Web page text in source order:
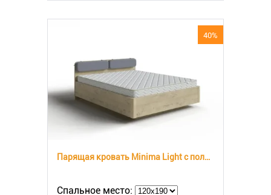
40%
Парящая кровать Minima Light c полкой в изголовье
Спальное место: